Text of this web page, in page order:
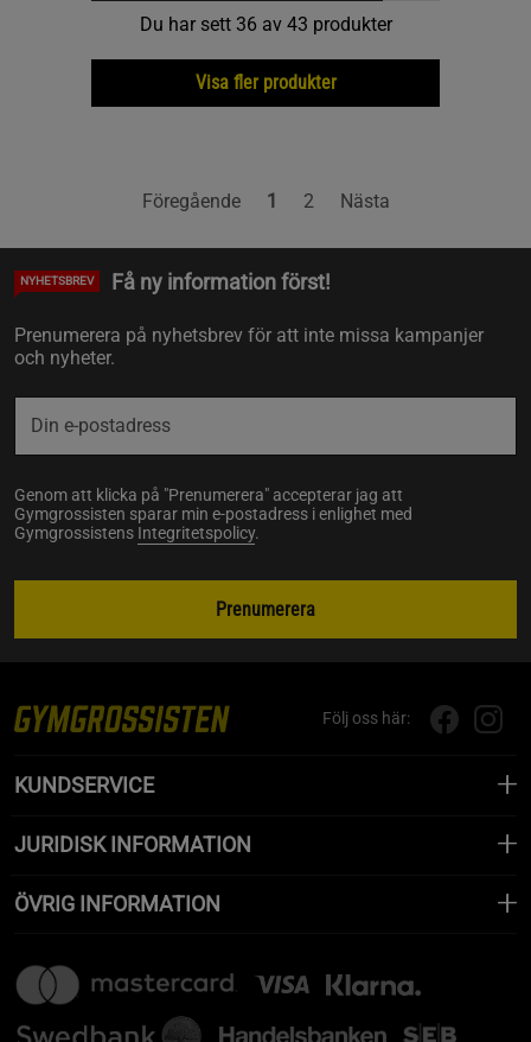
Du har sett 36 av 43 produkter
Visa fler produkter
Föregående 1 2 Nästa
NYHETSBREV Få ny information först!
Prenumerera på nyhetsbrev för att inte missa kampanjer
och nyheter.
Genom att klicka på "Prenumerera" accepterar jag att
Gymgrossisten sparar min e-postadress i enlighet med
Gymgrossistens Integritetspolicy.
Prenumerera
Följ oss här:
KUNDSERVICE
JURIDISK INFORMATION
ÖVRIG INFORMATION